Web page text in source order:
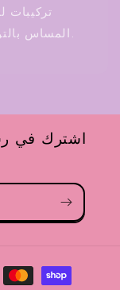
تركيبات
المساس بالتوازن الطبيعي للشعر وفروة الرأس.
اشترك في